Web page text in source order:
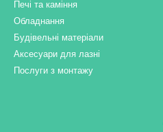
Печі та каміння
Обладнання
Будівельні матеріали
Аксесуари для лазні
Послуги з монтажу